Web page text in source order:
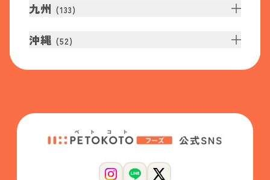
九州 (133)
沖縄 (52)